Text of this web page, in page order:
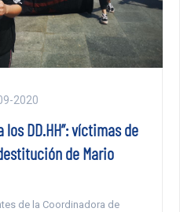
2020
DD.HH”: víctimas de
de Mario
de la Coordinadora de